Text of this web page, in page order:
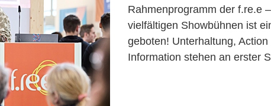
Rahmenprogramm der f.re.e
vielfältigen Showbühnen ist
geboten! Unterhaltung, Action
Information stehen an erster